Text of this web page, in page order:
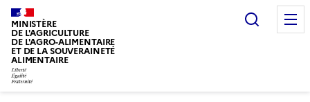
MINISTÈRE
DE L'AGRICULTURE
DE L'AGRO-ALIMENTAIRE
ET DE LA SOUVERAINETÉ
ALIMENTAIRE